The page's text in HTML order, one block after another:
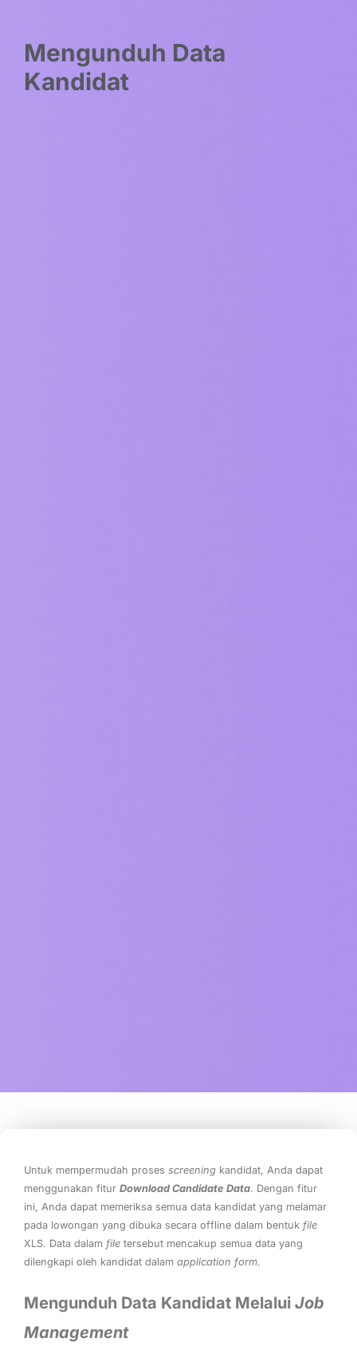
Mengunduh Data
Kandidat
Untuk mempermudah proses screening kandidat, Anda dapat
menggunakan fitur Download Candidate Data. Dengan fitur
ini, Anda dapat memeriksa semua data kandidat yang melamar
pada lowongan yang dibuka secara offline dalam bentuk file
XLS. Data dalam file tersebut mencakup semua data yang
dilengkapi oleh kandidat dalam application form.
Mengunduh Data Kandidat Melalui Job
Management